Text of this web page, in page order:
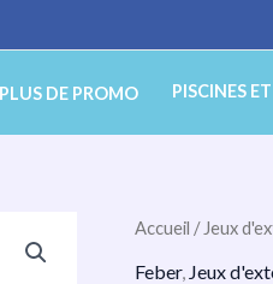
PLUS DE PROMO PISCINES
Accueil / Jeux
Feber, Jeux
quantité
de